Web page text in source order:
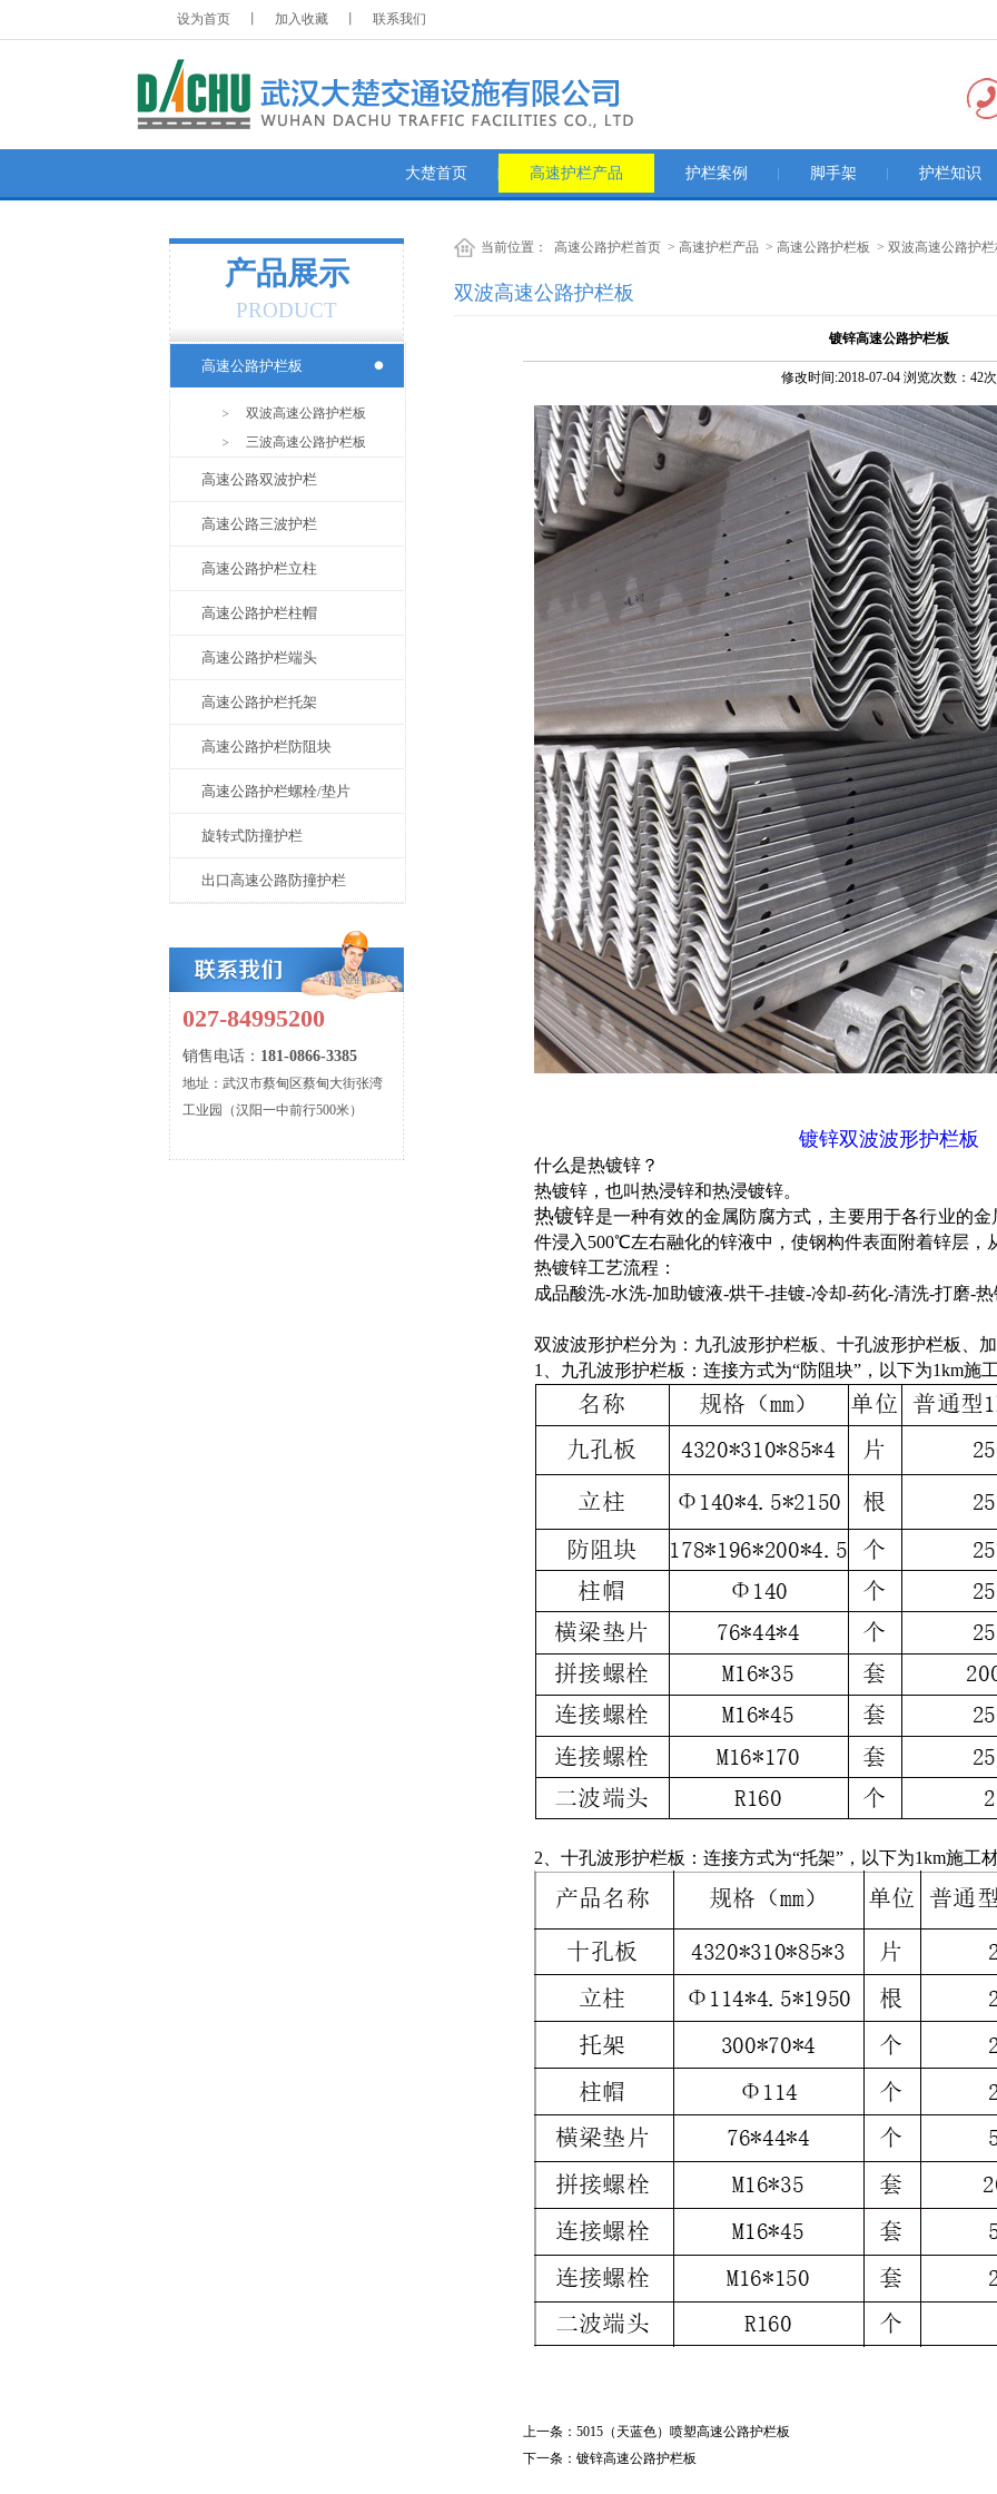
设为首页 加入收藏 联系我们
大楚首页 高速护栏产品 护栏案例 脚手架 护栏知识
产品展示
PRODUCT
高速公路护栏板
双波高速公路护栏板
三波高速公路护栏板
高速公路双波护栏
高速公路三波护栏
高速公路护栏立柱
高速公路护栏柱帽
高速公路护栏端头
高速公路护栏托架
高速公路护栏防阻块
高速公路护栏螺栓/垫片
旋转式防撞护栏
出口高速公路防撞护栏
027-84995200
销售电话： 181-0866-3385
地址：武汉市蔡甸区蔡甸大街张湾
工业园（汉阳一中前行500米）
当前位置： 高速公路护栏首页 > 高速护栏产品 > 高速公路护栏板 > 双波高速公路护栏
双波高速公路护栏板
镀锌高速公路护栏板
修改时间:2018-07-04 浏览次数：42次
镀锌双波波形护栏板
什么是热镀锌？
热镀锌，也叫热浸锌和热浸镀锌。
热镀锌是一种有效的金属防腐方式，主要用于各行业的
件浸入500℃左右融化的锌液中，使钢构件表面附着锌层，
热镀锌工艺流程：
成品酸洗-水洗-加助镀液-烘干-挂镀-冷却-药化-清洗-打磨-
双波波形护栏分为：九孔波形护栏板、十孔波形护栏板、
1、九孔波形护栏板：连接方式为“防阻块”，以下为1km施
2、十孔波形护栏板：连接方式为“托架”，以下为1km施工
上一条： 5015（天蓝色）喷塑高速公路护栏板
下一条： 镀锌高速公路护栏板